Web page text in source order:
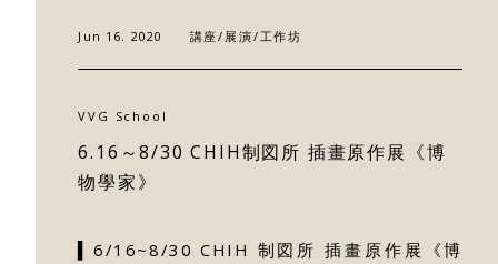
門市據點
Jun 16. 2020 講座/展演/工作坊
VVG School
6.16～8/30 CHIH制図所 插畫原作展《博
物學家》
▍6/16~8/30 CHIH 制図所 插畫原作展《博